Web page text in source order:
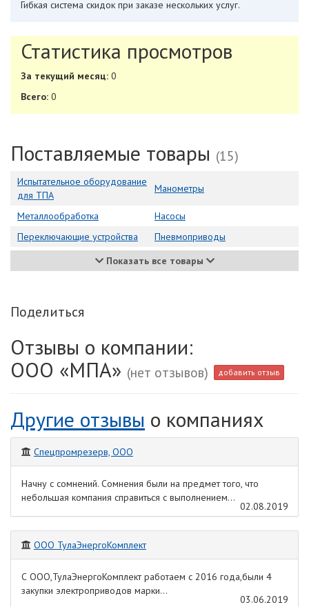
Гибкая система скидок при заказе нескольких услуг.
Статистика просмотров
За текущий месяц: 0
Всего: 0
Поставляемые товары (15)
Испытательное оборудование
для ТПА
Манометры
Металлообработка
Насосы
Переключающие устройства
Пневмоприводы
Показать все товары
Поделиться
Отзывы о компании:
ООО «МПА» (нет отзывов) добавить отзыв
Другие отзывы о компаниях
Спецпромрезерв, ООО
Начну с сомнений. Сомнения были на предмет того, что
небольшая компания справиться с выполнением...
02.08.2019
ООО ТулаЭнергоКомплект
С ООО,ТулаЭнергоКомплект работаем с 2016 года,были 4
закупки электроприводов марки...
03.06.2019